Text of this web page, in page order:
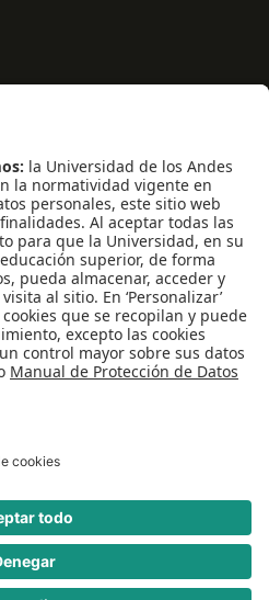
1297 del 30 de mayo de 1964.